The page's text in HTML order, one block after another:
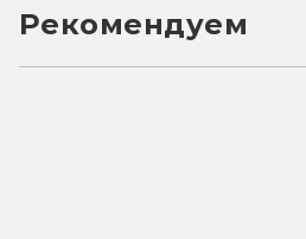
Рекомендуем